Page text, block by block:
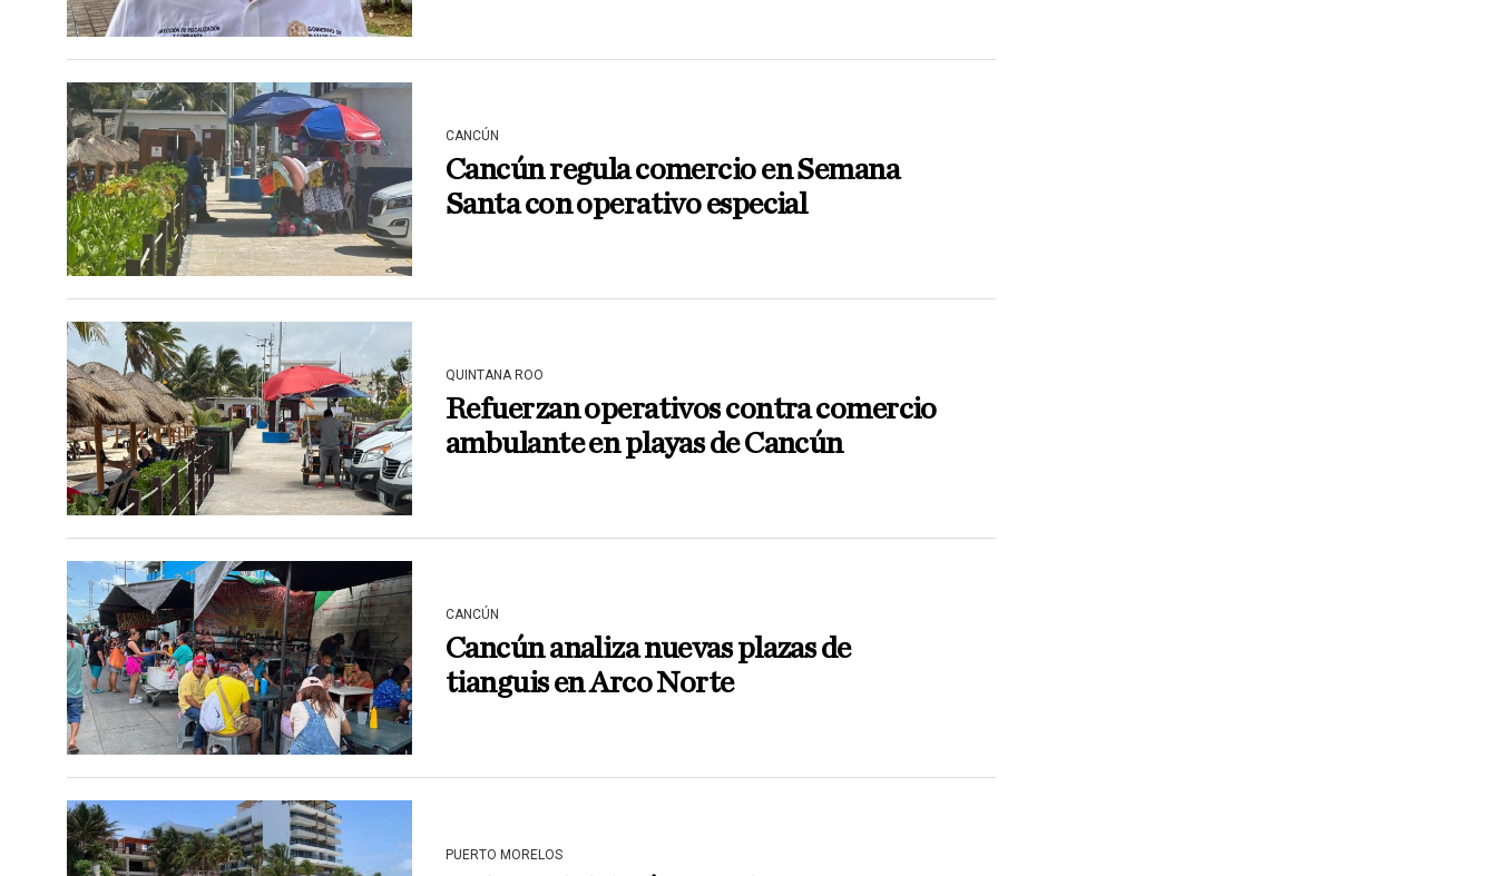
CANCÚN
Cancún regula comercio en Semana
Santa con operativo especial
QUINTANA ROO
Refuerzan operativos contra comercio
ambulante en playas de Cancún
CANCÚN
Cancún analiza nuevas plazas de
tianguis en Arco Norte
PUERTO MORELOS